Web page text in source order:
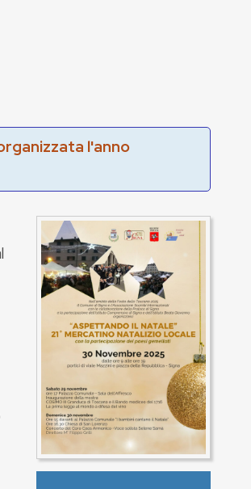
l'anno